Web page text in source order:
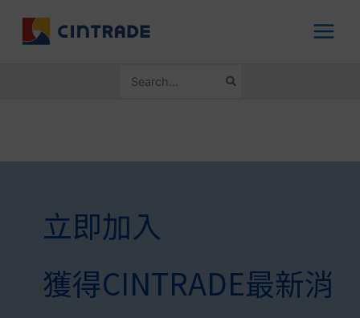
尋：
立即加入
獲得CINTRADE最新消